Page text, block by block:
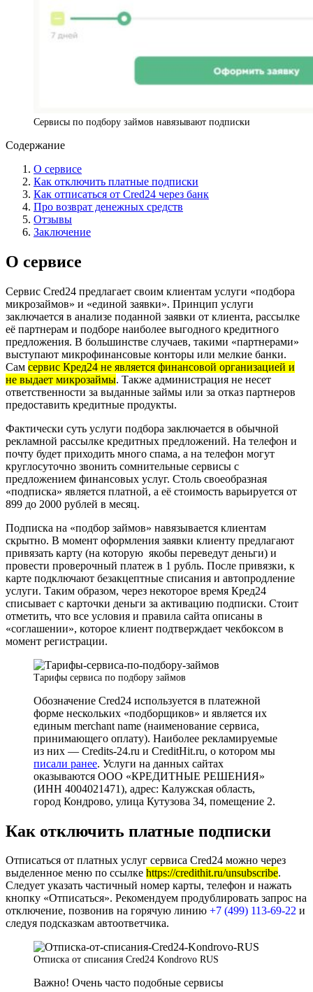
Сервисы по подбору займов навязывают подписки
Содержание
О сервисе
Как отключить платные подписки
Как отписаться от Cred24 через банк
Про возврат денежных средств
Отзывы
Заключение
О сервисе
Сервис Cred24 предлагает своим клиентам услуги «подбора
микрозаймов» и «единой заявки». Принцип услуги
заключается в анализе поданной заявки от клиента, рассылке
её партнерам и подборе наиболее выгодного кредитного
предложения. В большинстве случаев, такими «партнерами»
выступают микрофинансовые конторы или мелкие банки.
Сам сервис Кред24 не является финансовой организацией и
не выдает микрозаймы. Также администрация не несет
ответственности за выданные займы или за отказ партнеров
предоставить кредитные продукты.
Фактически суть услуги подбора заключается в обычной
рекламной рассылке кредитных предложений. На телефон и
почту будет приходить много спама, а на телефон могут
круглосуточно звонить сомнительные сервисы с
предложением финансовых услуг. Столь своеобразная
«подписка» является платной, а её стоимость варьируется от
899 до 2000 рублей в месяц.
Подписка на «подбор займов» навязывается клиентам
скрытно. В момент оформления заявки клиенту предлагают
привязать карту (на которую якобы переведут деньги) и
провести проверочный платеж в 1 рубль. После привязки, к
карте подключают безакцептные списания и автопродление
услуги. Таким образом, через некоторое время Кред24
списывает с карточки деньги за активацию подписки. Стоит
отметить, что все условия и правила сайта описаны в
«соглашении», которое клиент подтверждает чекбоксом в
момент регистрации.
Тарифы сервиса по подбору займов
Обозначение Cred24 используется в платежной
форме нескольких «подборщиков» и является их
единым merchant name (наименование сервиса,
принимающего оплату). Наиболее рекламируемые
из них — Credits-24.ru и CreditHit.ru, о котором мы
писали ранее. Услуги на данных сайтах
оказываются ООО «КРЕДИТНЫЕ РЕШЕНИЯ»
(ИНН 4004021471), адрес: Калужская область,
город Кондрово, улица Кутузова 34, помещение 2.
Как отключить платные подписки
Отписаться от платных услуг сервиса Cred24 можно через
выделенное меню по ссылке https://credithit.ru/unsubscribe.
Следует указать частичный номер карты, телефон и нажать
кнопку «Отписаться». Рекомендуем продублировать запрос на
отключение, позвонив на горячую линию +7 (499) 113-69-22 и
следуя подсказкам автоответчика.
Отписка от списания Cred24 Kondrovo RUS
Важно! Очень часто подобные сервисы